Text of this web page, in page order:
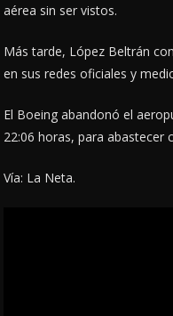
aérea sin ser vistos.
Más tarde, López Beltrán
en sus redes oficiales y
El Boeing abandonó el
22:06 horas, para abastecer
Vía: La Neta.